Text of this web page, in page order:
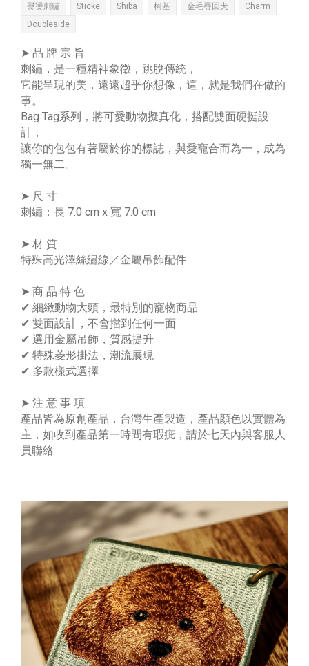
熨燙刺繡
Sticke Shiba 柯基 金毛尋回犬
Charm
Doubleside
➤ 品 牌 宗 旨
刺繡，是一種精神象徵，跳脫傳統，
它能呈現的美，遠遠超乎你想像，這，就是我們在做的
事。
Bag Tag系列，將可愛動物擬真化，搭配雙面硬挺設
計，
讓你的包包有著屬於你的標誌，與愛寵合而為一，成為
獨一無二。
➤ 尺 寸
刺繡：長 7.0 cm x 寬 7.0 cm
➤ 材 質
特殊高光澤絲繡線／金屬吊飾配件
➤ 商 品 特 色
✔ 細緻動物大頭，最特別的寵物商品
✔ 雙面設計，不會擋到任何一面
✔ 選用金屬吊飾，質感提升
✔ 特殊菱形掛法，潮流展現
✔ 多款樣式選擇
➤ 注 意 事 項
產品皆為原創產品，台灣生產製造，產品顏色以實體為
主，如收到產品第一時間有瑕疵，請於七天內與客服人
員聯絡